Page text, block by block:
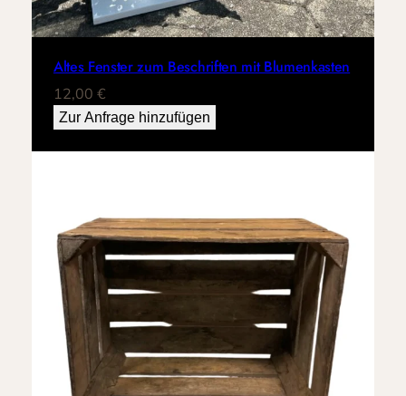
Altes Fenster zum Beschriften mit Blumenkasten
12,00 €
Zur Anfrage hinzufügen